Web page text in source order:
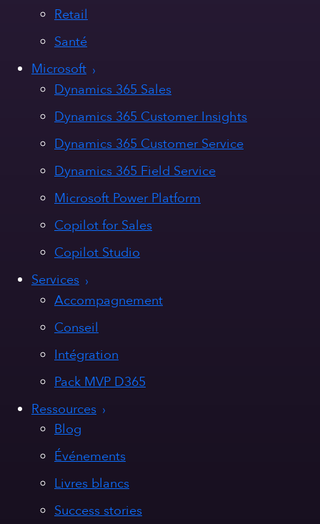
Retail
Santé
Microsoft
Dynamics 365 Sales
Dynamics 365 Customer Insights
Dynamics 365 Customer Service
Dynamics 365 Field Service
Microsoft Power Platform
Copilot for Sales
Copilot Studio
Services
Accompagnement
Conseil
Intégration
Pack MVP D365
Ressources
Blog
Événements
Livres blancs
Success stories